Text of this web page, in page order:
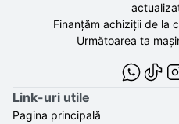
Finanțăm achiziții de la
Următoarea ta
Link-uri utile
Pagina principală